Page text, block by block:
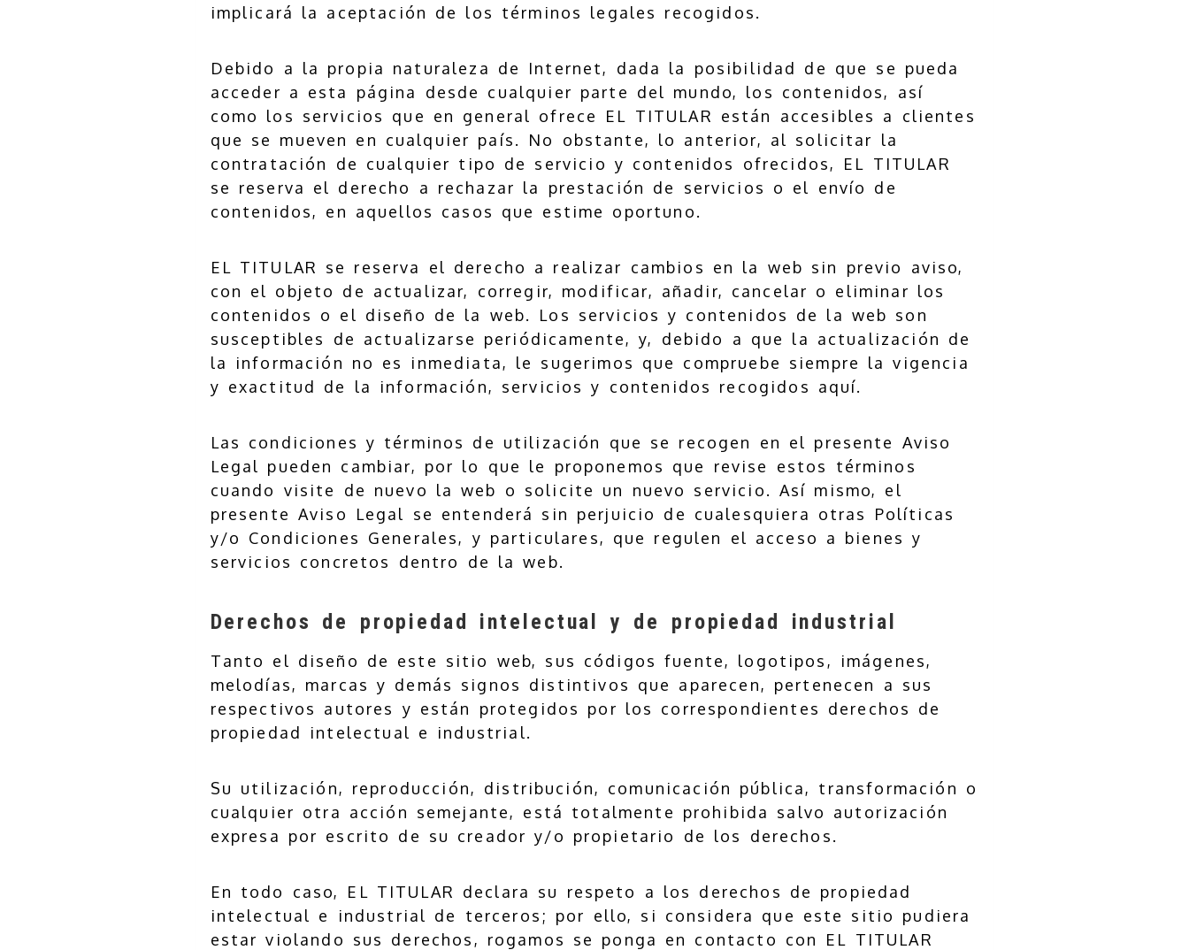
implicará la aceptación de los términos legales recogidos.
Debido a la propia naturaleza de Internet, dada la posibilidad de que se pueda
acceder a esta página desde cualquier parte del mundo, los contenidos, así
como los servicios que en general ofrece EL TITULAR están accesibles a clientes
que se mueven en cualquier país. No obstante, lo anterior, al solicitar la
contratación de cualquier tipo de servicio y contenidos ofrecidos, EL TITULAR
se reserva el derecho a rechazar la prestación de servicios o el envío de
contenidos, en aquellos casos que estime oportuno.
EL TITULAR se reserva el derecho a realizar cambios en la web sin previo aviso,
con el objeto de actualizar, corregir, modificar, añadir, cancelar o eliminar los
contenidos o el diseño de la web. Los servicios y contenidos de la web son
susceptibles de actualizarse periódicamente, y, debido a que la actualización de
la información no es inmediata, le sugerimos que compruebe siempre la vigencia
y exactitud de la información, servicios y contenidos recogidos aquí.
Las condiciones y términos de utilización que se recogen en el presente Aviso
Legal pueden cambiar, por lo que le proponemos que revise estos términos
cuando visite de nuevo la web o solicite un nuevo servicio. Así mismo, el
presente Aviso Legal se entenderá sin perjuicio de cualesquiera otras Políticas
y/o Condiciones Generales, y particulares, que regulen el acceso a bienes y
servicios concretos dentro de la web.
Derechos de propiedad intelectual y de propiedad industrial
Tanto el diseño de este sitio web, sus códigos fuente, logotipos, imágenes,
melodías, marcas y demás signos distintivos que aparecen, pertenecen a sus
respectivos autores y están protegidos por los correspondientes derechos de
propiedad intelectual e industrial.
Su utilización, reproducción, distribución, comunicación pública, transformación o
cualquier otra acción semejante, está totalmente prohibida salvo autorización
expresa por escrito de su creador y/o propietario de los derechos.
En todo caso, EL TITULAR declara su respeto a los derechos de propiedad
intelectual e industrial de terceros; por ello, si considera que este sitio pudiera
estar violando sus derechos, rogamos se ponga en contacto con EL TITULAR